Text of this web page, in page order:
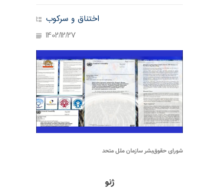
اختناق و سرکوب
1402/12/27
شورای حقوق‌بشر سازمان ملل متحد
ژنو